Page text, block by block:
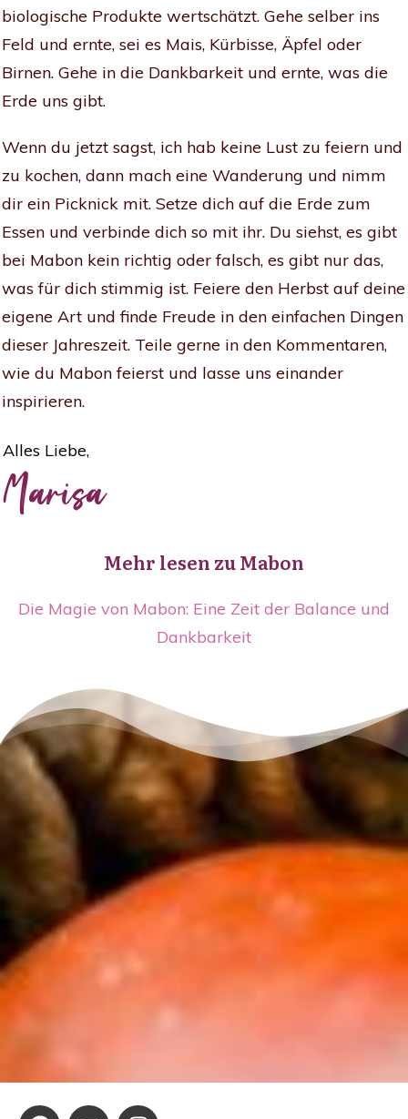
biologische Produkte wertschätzt. Gehe selber ins
Feld und ernte, sei es Mais, Kürbisse, Äpfel oder
Birnen. Gehe in die Dankbarkeit und ernte, was die
Erde uns gibt.
Wenn du jetzt sagst, ich hab keine Lust zu feiern und
zu kochen, dann mach eine Wanderung und nimm
dir ein Picknick mit. Setze dich auf die Erde zum
Essen und verbinde dich so mit ihr. Du siehst, es gibt
bei Mabon kein richtig oder falsch, es gibt nur das,
was für dich stimmig ist. Feiere den Herbst auf deine
eigene Art und finde Freude in den einfachen Dingen
dieser Jahreszeit. Teile gerne in den Kommentaren,
wie du Mabon feierst und lasse uns einander
inspirieren.
Alles Liebe,
Marisa
Mehr lesen zu Mabon
Die Magie von Mabon: Eine Zeit der Balance und
Dankbarkeit